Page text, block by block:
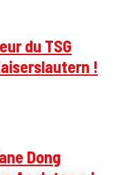
du TSG
!
Dong